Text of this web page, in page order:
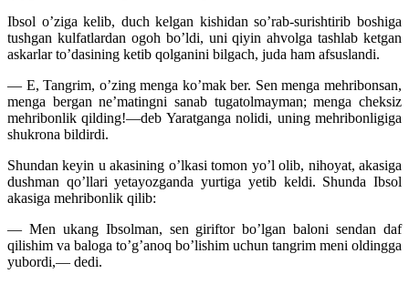
Ibsol o’ziga kelib, duch kelgan kishidan so’rab-surishtirib boshiga
tushgan kulfatlardan ogoh bo’ldi, uni qiyin ahvolga tashlab ketgan
askarlar to’dasining ketib qolganini bilgach, juda ham afsuslandi.
— E, Tangrim, o’zing menga ko’mak ber. Sen menga mehribonsan,
menga bergan ne’matingni sanab tugatolmayman; menga cheksiz
mehribonlik qilding!—deb Yaratganga nolidi, uning mehribonligiga
shukrona bildirdi.
Shundan keyin u akasining o’lkasi tomon yo’l olib, nihoyat, akasiga
dushman qo’llari yetayozganda yurtiga yetib keldi. Shunda Ibsol
akasiga mehribonlik qilib:
— Men ukang Ibsolman, sen giriftor bo’lgan baloni sendan daf
qilishim va baloga to’g’anoq bo’lishim uchun tangrim meni oldingga
yubordi,— dedi.